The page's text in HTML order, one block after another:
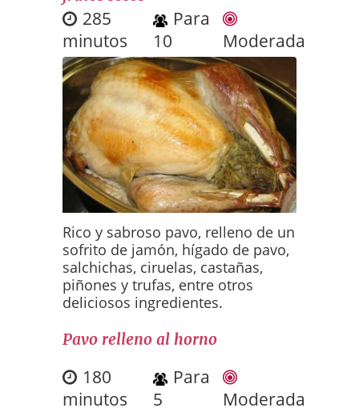
285
minutos
Para
10
Moderada
Rico y sabroso pavo, relleno de un
sofrito de jamón, hígado de pavo,
salchichas, ciruelas, castañas,
piñones y trufas, entre otros
deliciosos ingredientes.
Pavo relleno al horno
180
minutos
Para
5
Moderada